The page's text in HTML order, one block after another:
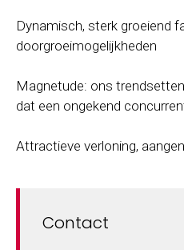
Dynamisch, sterk groeiend
doorgroeimogelijkheden
Magnetude: ons
dat een ongekend
Attractieve verloning,
Contact